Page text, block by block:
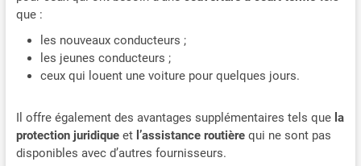
que :
les nouveaux conducteurs ;
les jeunes conducteurs ;
ceux qui louent une voiture pour quelques jours.
Il offre également des avantages supplémentaires tels que la
protection juridiqueet l’assistance routièrequi ne sont pas
disponibles avec d’autres fournisseurs.